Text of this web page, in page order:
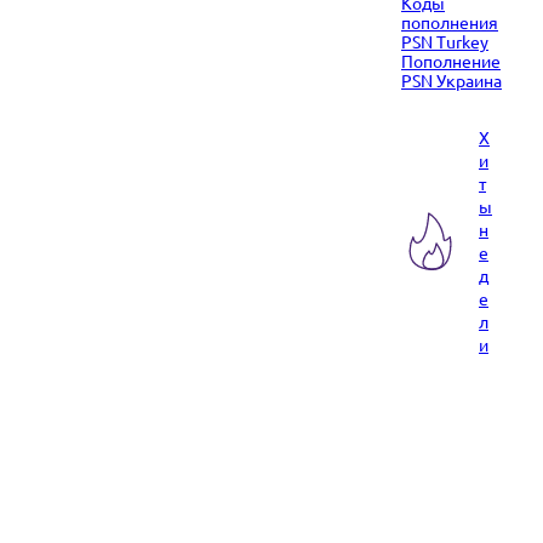
пополнения
PSN Turkey
Пополнение
PSN Украина
Х
и
т
ы
н
е
д
е
л
и